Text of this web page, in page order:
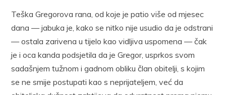
Teška Gregorova rana, od koje je patio više od mjesec
dana — jabuka je, kako se nitko nije usudio da je odstrani
— ostala zarivena u tijelo kao vidljiva uspomena — čak
je i oca kanda podsjetila da je Gregor, usprkos svom
sadašnjem tužnom i gadnom obliku član obitelji, s kojim
se ne smije postupati kao s neprijateljem, već da